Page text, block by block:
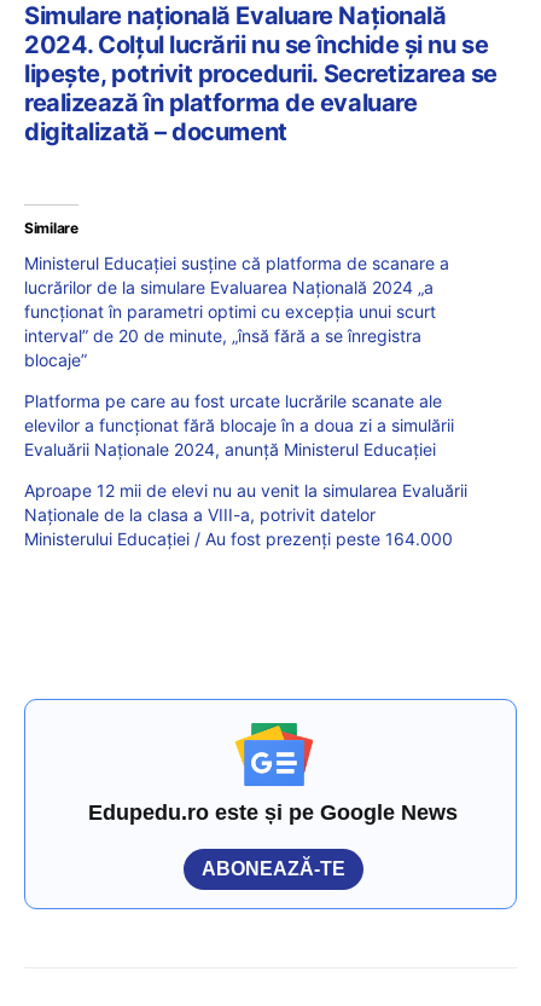
Simulare națională Evaluare Națională
2024. Colțul lucrării nu se închide și nu se
lipește, potrivit procedurii. Secretizarea se
realizează în platforma de evaluare
digitalizată – document
Similare
Ministerul Educației susține că platforma de scanare a
lucrărilor de la simulare Evaluarea Națională 2024 „a
funcționat în parametri optimi cu excepția unui scurt
interval” de 20 de minute, „însă fără a se înregistra
blocaje”
Platforma pe care au fost urcate lucrările scanate ale
elevilor a funcționat fără blocaje în a doua zi a simulării
Evaluării Naționale 2024, anunță Ministerul Educației
Aproape 12 mii de elevi nu au venit la simularea Evaluării
Naționale de la clasa a VIII-a, potrivit datelor
Ministerului Educației / Au fost prezenți peste 164.000
Edupedu.ro este și pe Google News
ABONEAZĂ-TE